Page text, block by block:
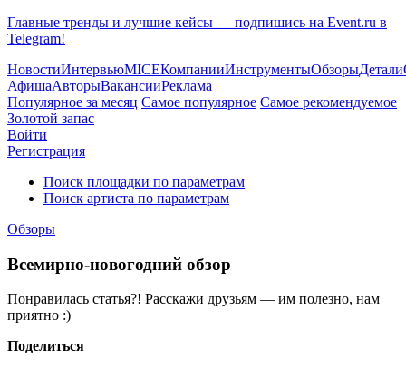
Главные тренды и лучшие кейсы — подпишись на Event.ru в
Telegram!
НовостиИнтервьюMICEКомпанииИнструментыОбзорыДетали
АфишаАвторыВакансииРеклама
Популярное за месяц Самое популярное Самое рекомендуемое
Золотой запас
Войти
Регистрация
Поиск площадки по параметрам
Поиск артиста по параметрам
Обзоры
Всемирно-новогодний обзор
Понравилась статья?! Расскажи друзьям — им полезно, нам
приятно :)
Поделиться